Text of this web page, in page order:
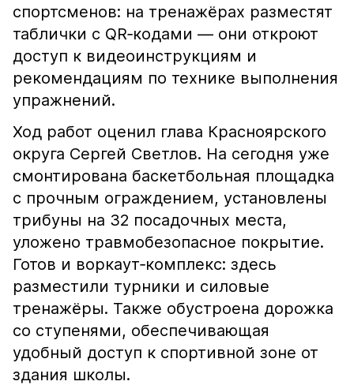
спортсменов: на тренажёрах разместят
таблички с QR‑кодами — они откроют
доступ к видеоинструкциям и
рекомендациям по технике выполнения
упражнений.
Ход работ оценил глава Красноярского
округа Сергей Светлов. На сегодня уже
смонтирована баскетбольная площадка
с прочным ограждением, установлены
трибуны на 32 посадочных места,
уложено травмобезопасное покрытие.
Готов и воркаут‑комплекс: здесь
разместили турники и силовые
тренажёры. Также обустроена дорожка
со ступенями, обеспечивающая
удобный доступ к спортивной зоне от
здания школы.